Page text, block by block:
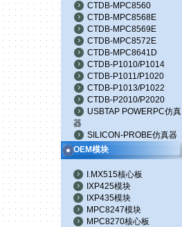
CTDB-MPC8560
CTDB-MPC8568E
CTDB-MPC8569E
CTDB-MPC8572E
CTDB-MPC8641D
CTDB-P1010/P1014
CTDB-P1011/P1020
CTDB-P1013/P1022
CTDB-P2010/P2020
USBTAP POWERPC仿真
器
SILICON-PROBE仿真器
OEM模块
I.MX515核心板
IXP425模块
IXP435模块
MPC8247模块
MPC8270核心板